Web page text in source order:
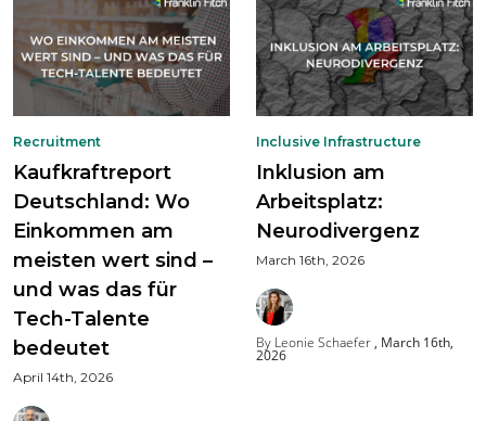
Recruitment
Kaufkraftreport
Deutschland: Wo
Einkommen am
meisten wert sind –
und was das für
Tech-Talente
bedeutet
April 14th, 2026
Inclusive Infrastructure
Inklusion am
Arbeitsplatz:
Neurodivergenz
March 16th, 2026
By Leonie Schaefer March 16th,
2026